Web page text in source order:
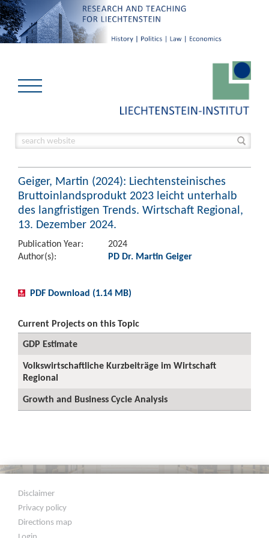
Geiger, Martin (2024): Liechtensteinisches
Bruttoinlandsprodukt 2023 leicht unterhalb
des langfristigen Trends. Wirtschaft Regional,
13. Dezember 2024.
Publication Year:
2024
Author(s):
PD Dr. Martin Geiger
PDF Download (1.14 MB)
Current Projects on this Topic
GDP Estimate
Volkswirtschaftliche Kurzbeiträge im Wirtschaft
Regional
Growth and Business Cycle Analysis
Disclaimer
Privacy policy
Directions map